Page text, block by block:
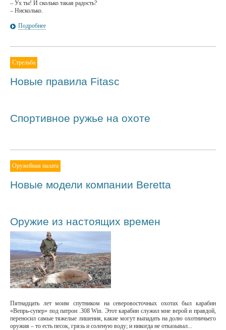
– Ух ты! И сколько такая радость?
– Нисколько.
Подробнее
Стрельба
Новые правила Fitasc
Спортивное ружье на охоте
Оружейная палата
Новые модели компании Beretta
Оружие из настоящих времен
Пятнадцать лет моим спутником на северовосточных охотах был карабин
«Вепрь-супер» под патрон .308 Win. Этот карабин служил мне верой и правдой,
переносил самые тяжелые лишения, какие могут выпадать на долю охотничьего
оружия – то есть песок, грязь и соленую воду; и никогда не отказывал...